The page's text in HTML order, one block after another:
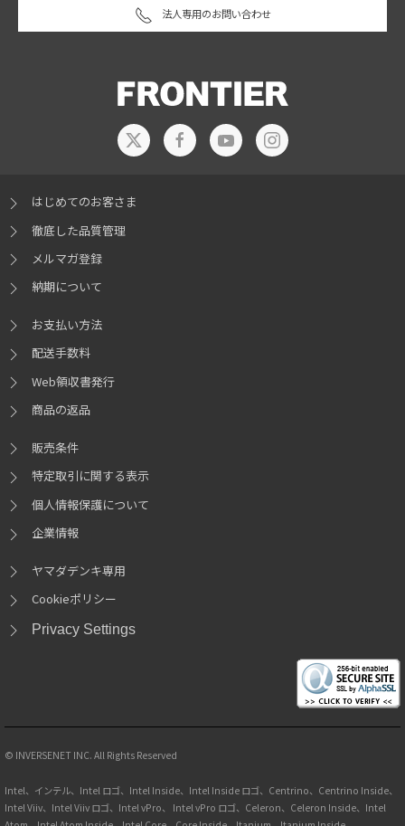
法人専用のお問い合わせ
はじめてのお客さま
徹底した品質管理
メルマガ登録
納期について
お支払い方法
配送手数料
Web領収書発行
商品の返品
販売条件
特定取引に関する表示
個人情報保護について
企業情報
ヤマダデンキ専用
Cookieポリシー
Privacy Settings
© INVERSENET INC. All Rights Reserved
Intel、インテル、Intel ロゴ、Intel Inside、Intel Inside ロゴ、Centrino、Centrino Inside、
Intel Viiv、Intel Viiv ロゴ、Intel vPro、 Intel vPro ロゴ、Celeron、Celeron Inside、Intel